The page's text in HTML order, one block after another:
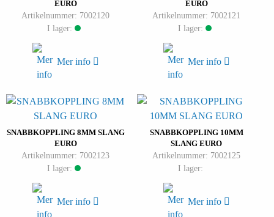
EURO
Artikelnummer: 7002120
I lager:
Mer info
EURO
Artikelnummer: 7002121
I lager:
Mer info
SNABBKOPPLING 8MM SLANG
EURO
Artikelnummer: 7002123
I lager:
Mer info
SNABBKOPPLING 10MM
SLANG EURO
Artikelnummer: 7002125
I lager:
Mer info